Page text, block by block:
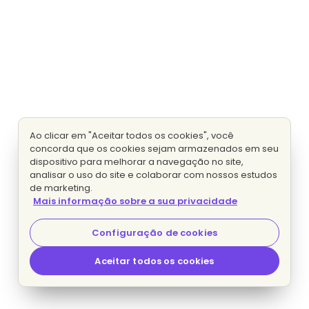
Ao clicar em "Aceitar todos os cookies", você
concorda que os cookies sejam armazenados em seu
dispositivo para melhorar a navegação no site,
analisar o uso do site e colaborar com nossos estudos
de marketing.
Mais informação sobre a sua privacidade
Configuração de cookies
Aceitar todos os cookies